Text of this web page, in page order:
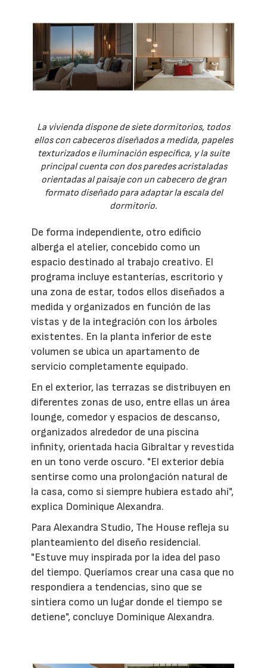
La vivienda dispone de siete dormitorios, todos
ellos con cabeceros diseñados a medida, papeles
texturizados e iluminación específica, y la suite
principal cuenta con dos paredes acristaladas
orientadas al paisaje con un cabecero de gran
formato diseñado para adaptar la escala del
dormitorio.
De forma independiente, otro edificio
alberga el atelier, concebido como un
espacio destinado al trabajo creativo. El
programa incluye estanterías, escritorio y
una zona de estar, todos ellos diseñados a
medida y organizados en función de las
vistas y de la integración con los árboles
existentes. En la planta inferior de este
volumen se ubica un apartamento de
servicio completamente equipado.
En el exterior, las terrazas se distribuyen en
diferentes zonas de uso, entre ellas un área
lounge, comedor y espacios de descanso,
organizados alrededor de una piscina
infinity, orientada hacia Gibraltar y revestida
en un tono verde oscuro. "El exterior debía
sentirse como una prolongación natural de
la casa, como si siempre hubiera estado ahí",
explica Dominique Alexandra.
Para Alexandra Studio, The House refleja su
planteamiento del diseño residencial.
"Estuve muy inspirada por la idea del paso
del tiempo. Queríamos crear una casa que no
respondiera a tendencias, sino que se
sintiera como un lugar donde el tiempo se
detiene", concluye Dominique Alexandra.